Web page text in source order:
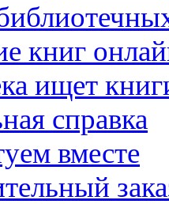
книг
ищет
справка
вместе